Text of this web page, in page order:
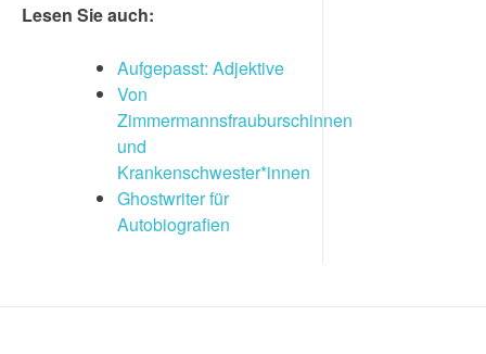
Lesen Sie auch:
Aufgepasst: Adjektive
Von
Zimmermannsfrauburschinnen
und
Krankenschwester*innen
Ghostwriter für
Autobiografien